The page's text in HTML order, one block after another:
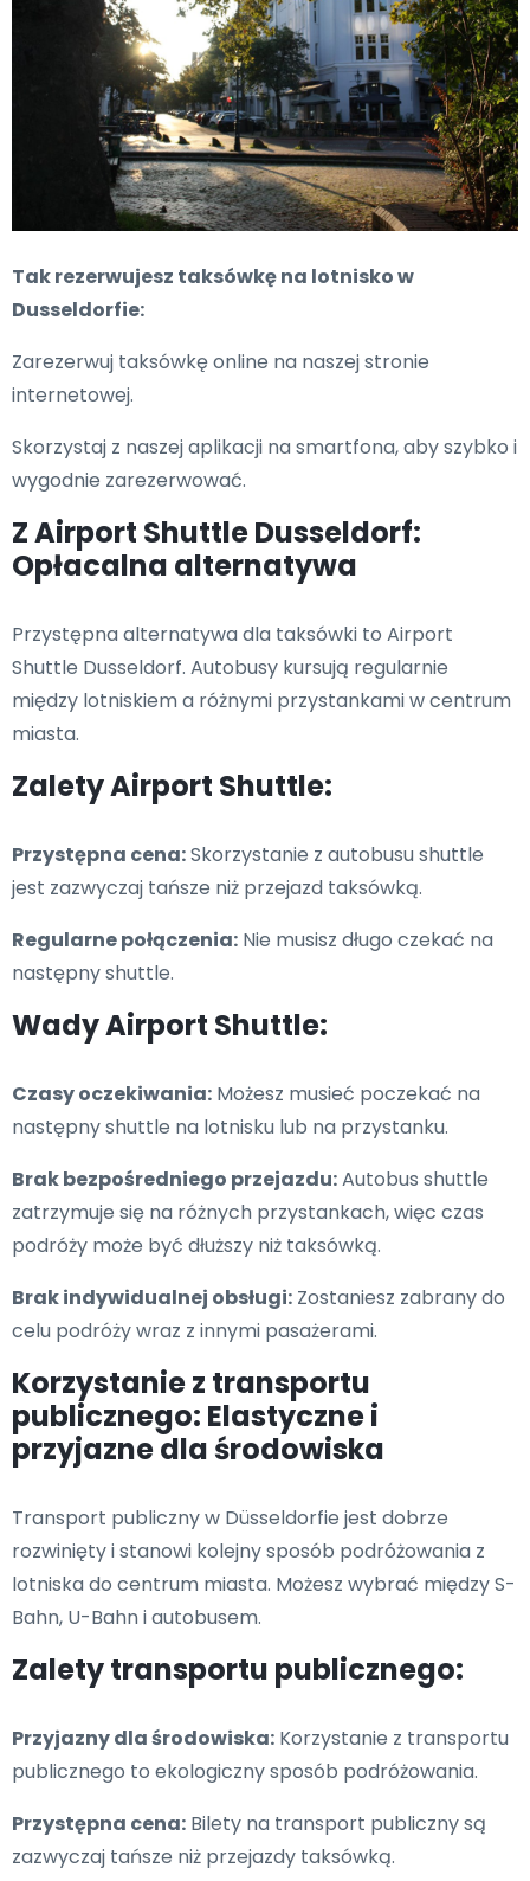
Tak rezerwujesz taksówkę na lotnisko w
Dusseldorfie:
Zarezerwuj taksówkę online na naszej stronie
internetowej.
Skorzystaj z naszej aplikacji na smartfona, aby szybko i
wygodnie zarezerwować.
Z Airport Shuttle Dusseldorf:
Opłacalna alternatywa
Przystępna alternatywa dla taksówki to Airport
Shuttle Dusseldorf. Autobusy kursują regularnie
między lotniskiem a różnymi przystankami w centrum
miasta.
Zalety Airport Shuttle:
Przystępna cena:Skorzystanie z autobusu shuttle
jest zazwyczaj tańsze niż przejazd taksówką.
Regularne połączenia: Nie musisz długo czekać na
następny shuttle.
Wady Airport Shuttle:
Czasy oczekiwania: Możesz musieć poczekać na
następny shuttle na lotnisku lub na przystanku.
Brak bezpośredniego przejazdu:Autobus shuttle
zatrzymuje się na różnych przystankach, więc czas
podróży może być dłuższy niż taksówką.
Brak indywidualnej obsługi: Zostaniesz zabrany do
celu podróży wraz z innymi pasażerami.
Korzystanie z transportu
publicznego: Elastyczne i
przyjazne dla środowiska
Transport publiczny w Düsseldorfie jest dobrze
rozwinięty i stanowi kolejny sposób podróżowania z
lotniska do centrum miasta. Możesz wybrać między S-
Bahn, U-Bahn i autobusem.
Zalety transportu publicznego:
Przyjazny dla środowiska: Korzystanie z transportu
publicznego to ekologiczny sposób podróżowania.
Przystępna cena: Bilety na transport publiczny są
zazwyczaj tańsze niż przejazdy taksówką.